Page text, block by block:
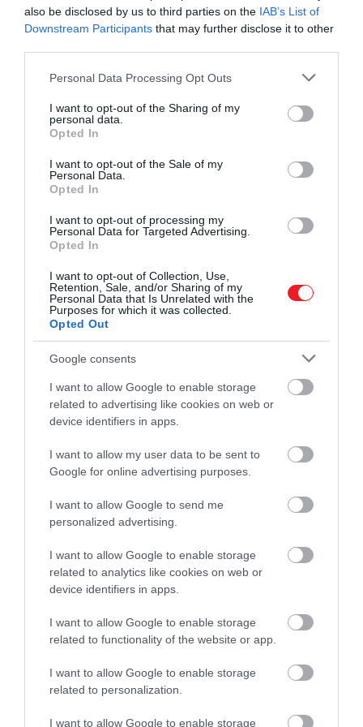
also be disclosed by us to third parties on the IAB’s List of
Downstream Participants that may further disclose it to other
Please note that this website/app uses one or more Google
not limited to your visit or usage behaviour. You may click to
grant or deny consent to Google and its third-party tags to
use your data for below specified purposes in below Google
consent section.
Personal Data Processing Opt Outs
I want to opt-out of the Sharing of my
personal data.
Opted In
I want to opt-out of the Sale of my
Personal Data.
Opted In
I want to opt-out of processing my
Personal Data for Targeted Advertising.
Opted In
I want to opt-out of Collection, Use,
Retention, Sale, and/or Sharing of my
Personal Data that Is Unrelated with the
Purposes for which it was collected.
Opted Out
Google consents
I want to allow Google to enable storage
related to advertising like cookies on web or
device identifiers in apps.
I want to allow my user data to be sent to
Google for online advertising purposes.
I want to allow Google to send me
personalized advertising.
I want to allow Google to enable storage
related to analytics like cookies on web or
device identifiers in apps.
I want to allow Google to enable storage
related to functionality of the website or app.
I want to allow Google to enable storage
related to personalization.
I want to allow Google to enable storage
Sokáig évente egyetlen alkalommal, május végén
világörökségielismerés után azonban ezt az éves
hagyományt isfelfüggesztették, így Okinosima ma
nők nem léphetnek a szigetre
eredetéről nincs egyetlen biztos magyarázat.Egyes
értelmezések szerint a veszélyes tengeri út és a régi
társadalmi szerepfelfogás is szerepet játszhatott
benne, más magyarázatok pedig
a menstruációhoz
vallásban a vér tisztátalan
dolognak számít. A helyiek a szabályt ma is
fenntartják, bár Okinosima már a férfi látogatók
Ez is érdekelhet!
Így mentette meg Japán Tokió elődjét a
teljes összeomlástól